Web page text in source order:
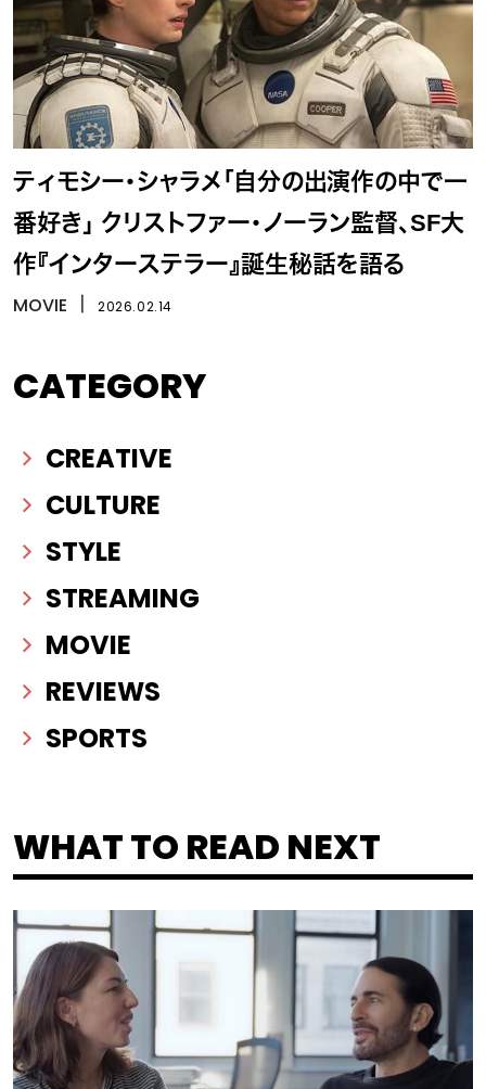
ティモシー・シャラメ「自分の出演作の中で一
番好き」 クリストファー・ノーラン監督、SF大
作『インターステラー』誕生秘話を語る
MOVIE 2026.02.14
CATEGORY
CREATIVE
CULTURE
STYLE
STREAMING
MOVIE
REVIEWS
SPORTS
WHAT TO READ NEXT